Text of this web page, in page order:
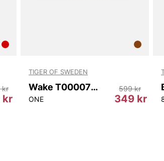
kr
kr
TIGER OF SWEDEN
Wake T00007 10N
ONE 349 kr
599 kr